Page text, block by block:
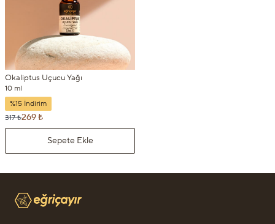
Okaliptus Uçucu Yağı
10 ml
%15 İndirim
317 ₺269 ₺
Sepete Ekle